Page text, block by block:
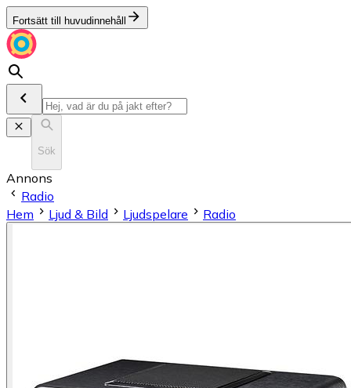
Fortsätt till huvudinnehåll
Sök
Annons
Radio
Hem
Ljud & Bild Ljudspelare Radio